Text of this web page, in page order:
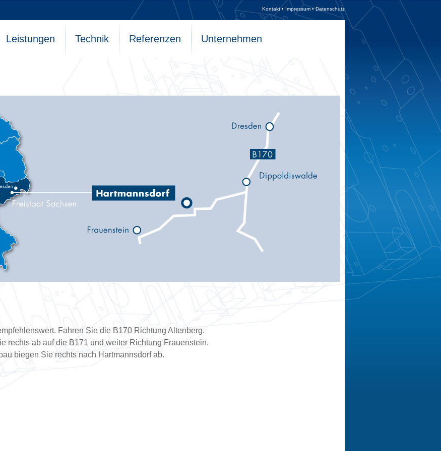
Kontakt• Impressum•Datenschutz
Leistungen Technik Referenzen Unternehmen
Fahren Sie die B170 Richtung Altenberg.
rechts ab auf die B171 und weiter Richtung Frauenstein.
biegen Sie rechts nach Hartmannsdorf ab.